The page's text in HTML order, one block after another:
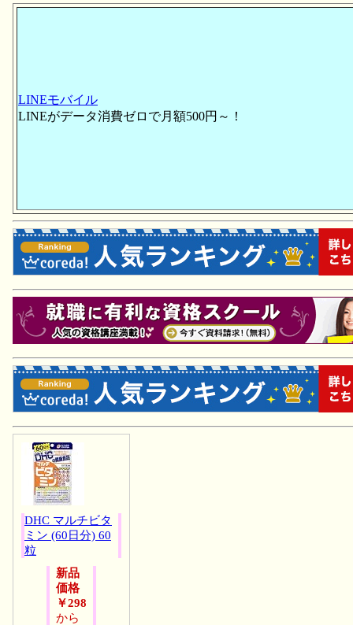
LINEモバイル
LINEがデータ消費ゼロで月額500円～！
DHC マルチビタ
ミン (60日分) 60
粒
新品
価格
￥298
から